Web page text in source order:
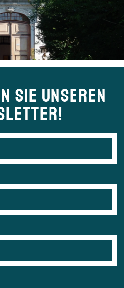
SIE UNSEREN